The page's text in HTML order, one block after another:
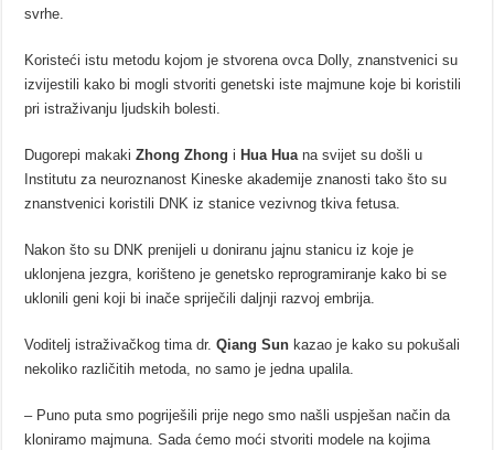
svrhe.
Koristeći istu metodu kojom je stvorena ovca Dolly, znanstvenici su
izvijestili kako bi mogli stvoriti genetski iste majmune koje bi koristili
pri istraživanju ljudskih bolesti.
Dugorepi makakiZhong Zhong i Hua Huana svijet su došli u
Institutu za neuroznanost Kineske akademije znanosti tako što su
znanstvenici koristili DNK iz stanice vezivnog tkiva fetusa.
Nakon što su DNK prenijeli u doniranu jajnu stanicu iz koje je
uklonjena jezgra, korišteno je genetsko reprogramiranje kako bi se
uklonili geni koji bi inače spriječili daljnji razvoj embrija.
Voditelj istraživačkog tima dr. Qiang Sun kazao je kako su pokušali
nekoliko različitih metoda, no samo je jedna upalila.
– Puno puta smo pogriješili prije nego smo našli uspješan način da
kloniramo majmuna. Sada ćemo moći stvoriti modele na kojima